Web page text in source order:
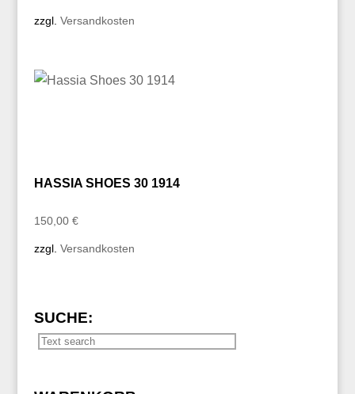
zzgl. Versandkosten
HASSIA SHOES 30 1914
150,00 €
zzgl. Versandkosten
SUCHE: